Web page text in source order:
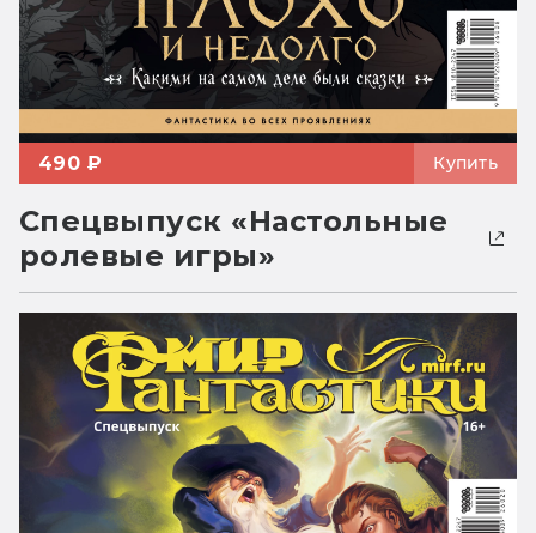
490 ₽ Купить
Спецвыпуск «Настольные
ролевые игры»